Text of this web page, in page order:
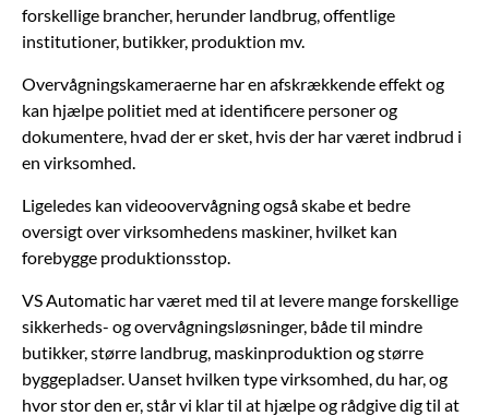
forskellige brancher, herunder landbrug, offentlige
institutioner, butikker, produktion mv.
Overvågningskameraerne har en afskrækkende effekt og
kan hjælpe politiet med at identificere personer og
dokumentere, hvad der er sket, hvis der har været indbrud i
en virksomhed.
Ligeledes kan videoovervågning også skabe et bedre
oversigt over virksomhedens maskiner, hvilket kan
forebygge produktionsstop.
VS Automatic har været med til at levere mange forskellige
sikkerheds- og overvågningsløsninger, både til mindre
butikker, større landbrug, maskinproduktion og større
byggepladser. Uanset hvilken type virksomhed, du har, og
hvor stor den er, står vi klar til at hjælpe og rådgive dig til at